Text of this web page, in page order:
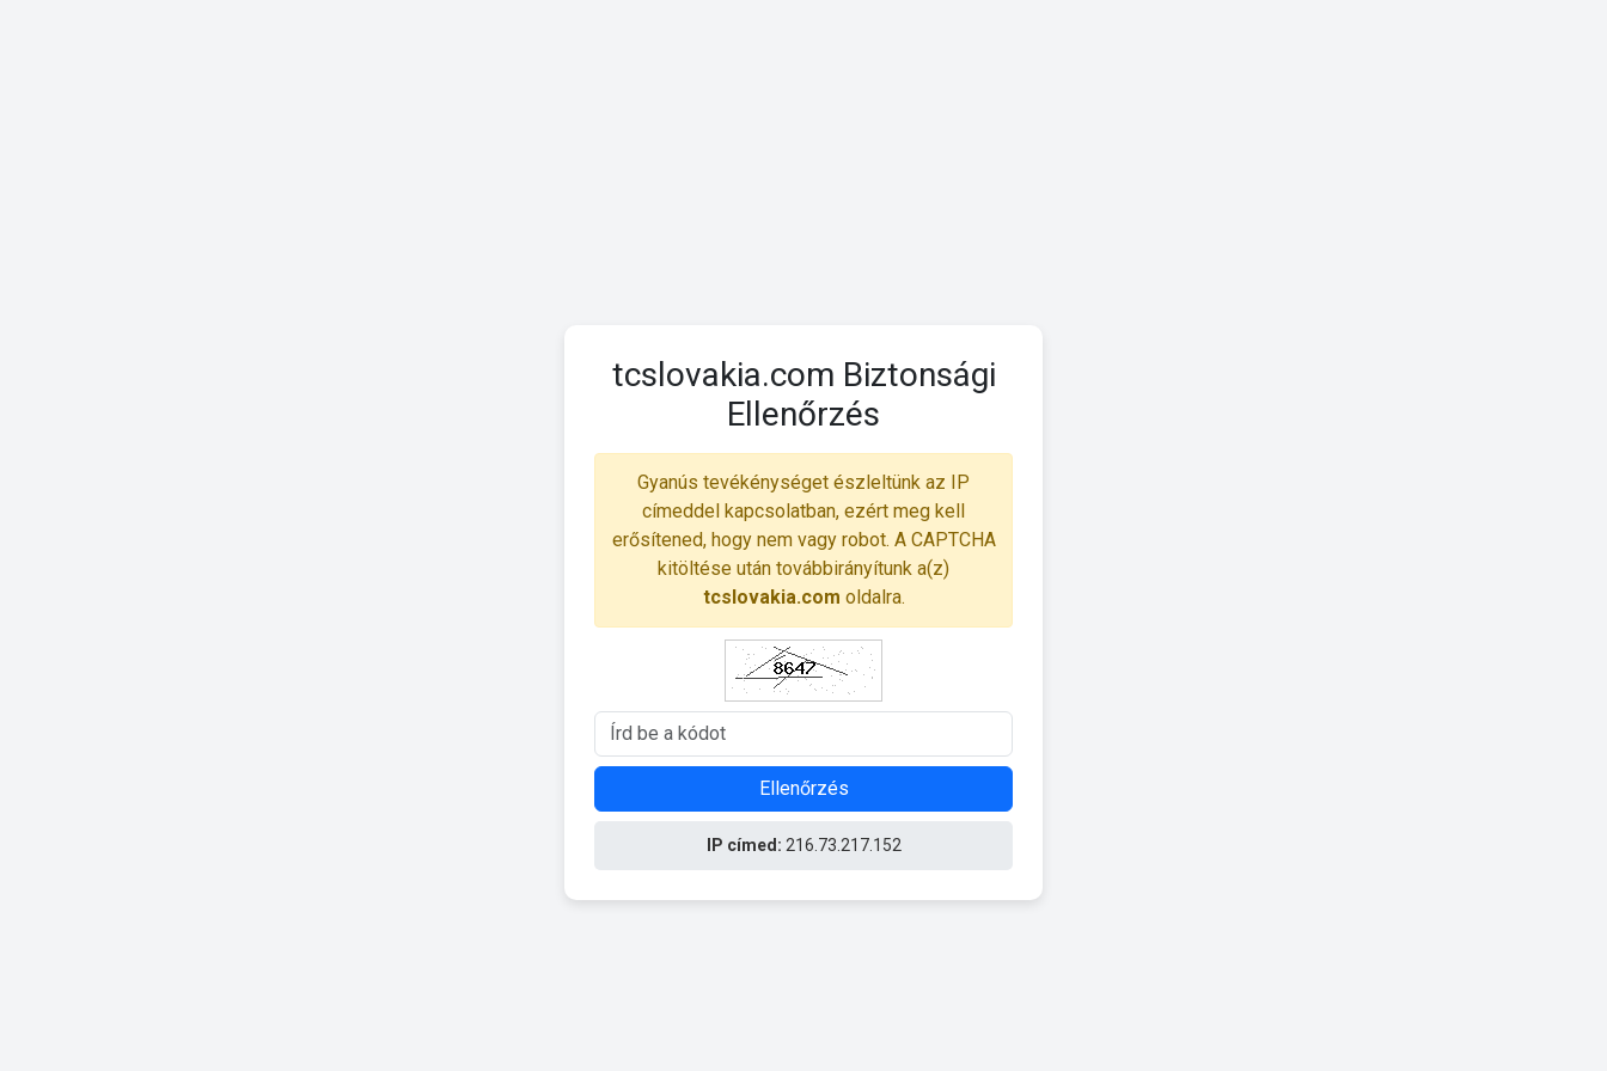
tcslovakia.com Biztonsági
Ellenőrzés
Gyanús tevékénységet észleltünk az IP
címeddel kapcsolatban, ezért meg kell
erősítened, hogy nem vagy robot. A CAPTCHA
kitöltése után továbbirányítunk a(z)
tcslovakia.com oldalra.
Ellenőrzés
IP címed: 216.73.217.152